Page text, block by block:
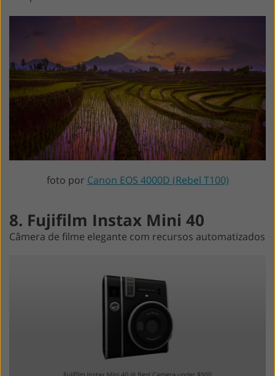
foto por Canon EOS 4000D (Rebel T100)
8. Fujifilm Instax Mini 40
Câmera de filme elegante com recursos automatizados